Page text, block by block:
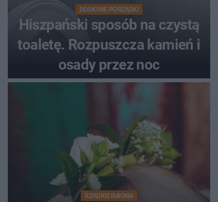
DOMOWE PORZĄDKI
Hiszpański sposób na czystą
toaletę. Rozpuszcza kamień i
osady przez noc
RZADKIE IMIONA